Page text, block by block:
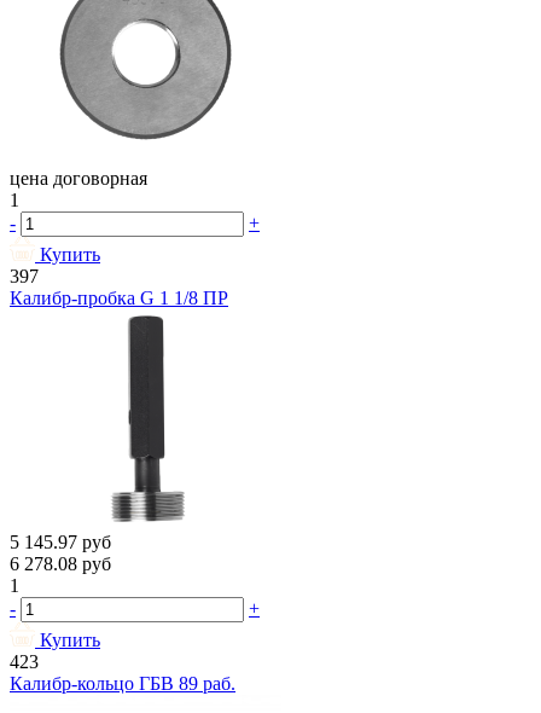
цена договорная
1
-
+
Купить
397
Калибр-пробка G 1 1/8 ПР
5 145.97 руб
6 278.08 руб
1
-
+
Купить
423
Калибр-кольцо ГБВ 89 раб.